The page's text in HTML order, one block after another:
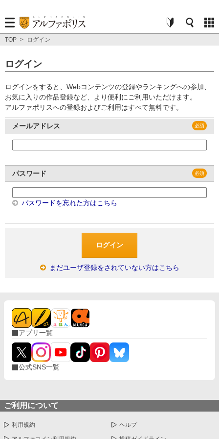
TOP > ログイン
ログイン
ログインをすると、Webコンテンツの登録やランキングへの参加、
お気に入りの作品登録など、より便利にご利用いただけます。
アルファポリスへの登録およびご利用はすべて無料です。
メールアドレス
パスワード
パスワードを忘れた方はこちら
まだユーザ登録をされていない方はこちら
アプリ一覧
公式SNS一覧
ご利用について
利用規約 ヘルプ